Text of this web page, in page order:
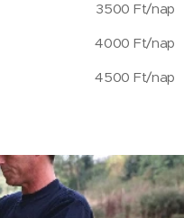
3500 Ft/nap
4000 Ft/nap
4500 Ft/nap